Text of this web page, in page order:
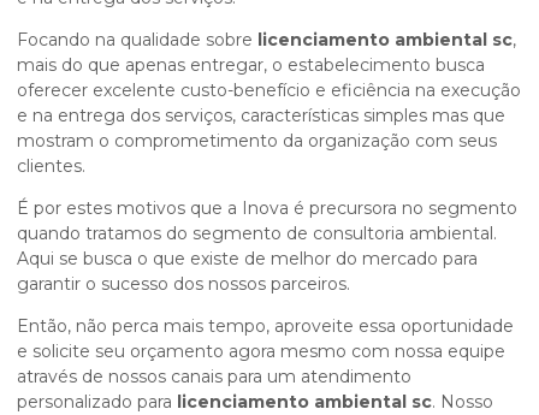
Focando na qualidade sobre licenciamento ambiental sc,
mais do que apenas entregar, o estabelecimento busca
oferecer excelente custo-benefício e eficiência na execução
e na entrega dos serviços, características simples mas que
mostram o comprometimento da organização com seus
clientes.
É por estes motivos que a Inova é precursora no segmento
quando tratamos do segmento de consultoria ambiental.
Aqui se busca o que existe de melhor do mercado para
garantir o sucesso dos nossos parceiros.
Então, não perca mais tempo, aproveite essa oportunidade
e solicite seu orçamento agora mesmo com nossa equipe
através de nossos canais para um atendimento
personalizado para licenciamento ambiental sc. Nosso